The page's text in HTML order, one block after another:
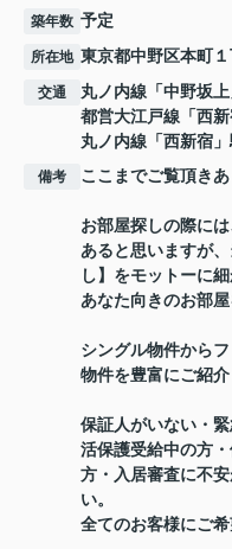
築年数 予定
所在地 東京都中野区本町
交通 丸ノ内線 「 中野坂上
都営大江戸線 「 西新
丸ノ内線 「 西新宿
備考 ここまでご覧頂き
お部屋探しの際に
あると思いますが
し】をモットーに
あなた向きのお部屋
シングル物件から
物件を豊富にご紹介
保証人がいない・
活保護受給中の方
方・入居審査に不
い。
全てのお客様にご